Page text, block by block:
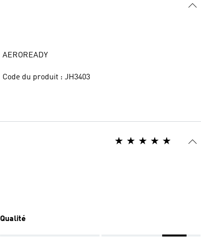
AEROREADY
Code du produit : JH3403
Qualité